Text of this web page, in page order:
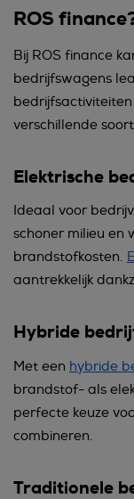
ROS
Bij ROS finance
bedrijfswagens
bedrijfsactiviteiten
verschillende
Elektrische
Ideaal voor
schoner milieu en
brandstofkosten.
aantrekkelijk
Hybride
Met een hybride
brandstof- als
perfecte keuze
combineren.
Traditionele